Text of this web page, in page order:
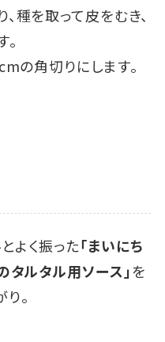
種を取って皮をむき、
の角切りにします。
よく振った「まいにち
タルタル用ソース」を
。